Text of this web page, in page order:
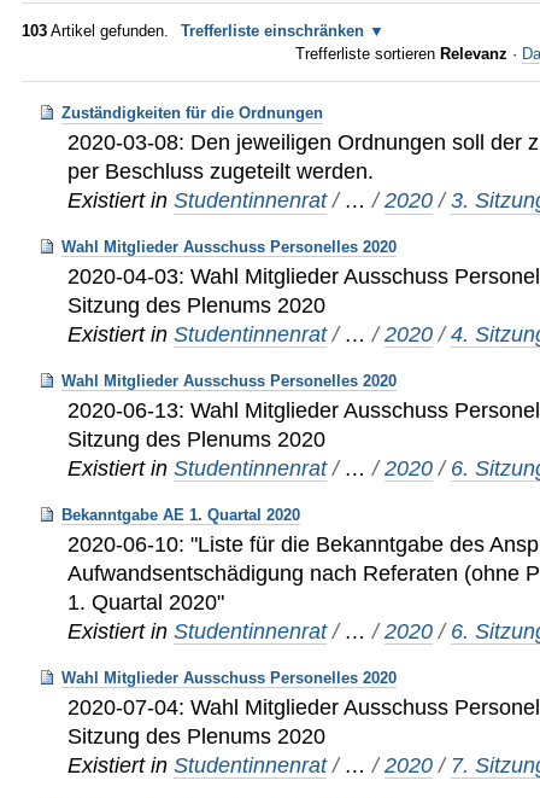
103 Artikel gefunden.
Trefferliste einschränken
Trefferliste sortieren Relevanz ·
Zuständigkeiten für die Ordnungen
2020-03-08: Den jeweiligen Ordnungen soll der
per Beschluss zugeteilt werden.
Existiert in Studentinnenrat / …/2020 /3.
Wahl Mitglieder Ausschuss Personelles 2020
2020-04-03: Wahl Mitglieder Ausschuss
Sitzung des Plenums 2020
Existiert in Studentinnenrat / …/2020 /4.
Wahl Mitglieder Ausschuss Personelles 2020
2020-06-13: Wahl Mitglieder Ausschuss
Sitzung des Plenums 2020
Existiert in Studentinnenrat / …/2020 / 6.
Bekanntgabe AE 1. Quartal 2020
2020-06-10: "Liste für die Bekanntgabe des
Aufwandsentschädigung nach Referaten (ohne
1. Quartal 2020"
Existiert in Studentinnenrat / …/2020 / 6.
Wahl Mitglieder Ausschuss Personelles 2020
2020-07-04: Wahl Mitglieder Ausschuss
Sitzung des Plenums 2020
Existiert in Studentinnenrat / …/2020 / 7.